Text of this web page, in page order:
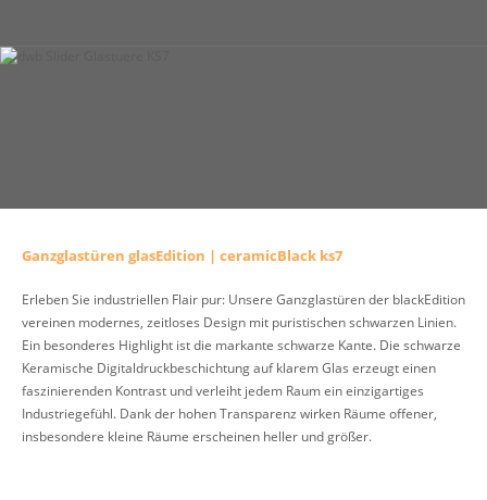
Ganzglastüren glasEdition | ceramicBlack ks7
Erleben Sie industriellen Flair pur: Unsere Ganzglastüren der blackEdition
vereinen modernes, zeitloses Design mit puristischen schwarzen Linien.
Ein besonderes Highlight ist die markante schwarze Kante. Die schwarze
Keramische Digitaldruckbeschichtung auf klarem Glas erzeugt einen
faszinierenden Kontrast und verleiht jedem Raum ein einzigartiges
Industriegefühl. Dank der hohen Transparenz wirken Räume offener,
insbesondere kleine Räume erscheinen heller und größer.